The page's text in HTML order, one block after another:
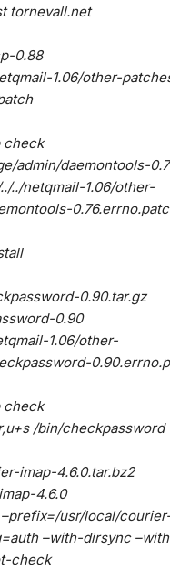
tornevall.net
0.88
1.06/other-
check
admin/daemontools-
../netqmail-1.06/other-
0.90.tar.gz
0.90
1.06/other-
check
/bin/checkpassword
imap-4.6.0.tar.bz2
4.6.0
usr/local/
–with-dirsync
check